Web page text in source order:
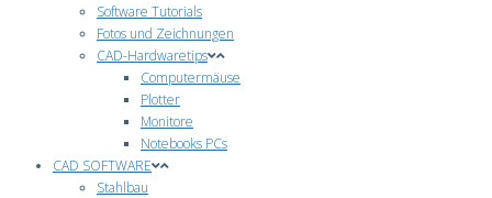
Software Tutorials
Fotos und Zeichnungen
CAD-Hardwaretips
Computermäuse
Plotter
Monitore
Notebooks PCs
CAD SOFTWARE
Stahlbau